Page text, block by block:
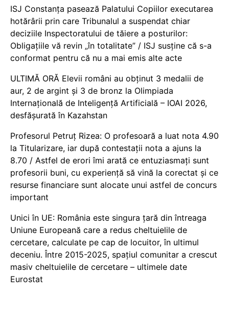
ISJ Constanța pasează Palatului Copiilor executarea
hotărârii prin care Tribunalul a suspendat chiar
deciziile Inspectoratului de tăiere a posturilor:
Obligațiile vă revin „în totalitate” / ISJ susține că s-a
conformat pentru că nu a mai emis alte acte
ULTIMĂ ORĂ Elevii români au obținut 3 medalii de
aur, 2 de argint și 3 de bronz la Olimpiada
Internațională de Inteligență Artificială – IOAI 2026,
desfășurată în Kazahstan
Profesorul Petruț Rizea: O profesoară a luat nota 4.90
la Titularizare, iar după contestații nota a ajuns la
8.70 / Astfel de erori îmi arată ce entuziasmați sunt
profesorii buni, cu experiență să vină la corectat și ce
resurse financiare sunt alocate unui astfel de concurs
important
Unici în UE: România este singura țară din întreaga
Uniune Europeană care a redus cheltuielile de
cercetare, calculate pe cap de locuitor, în ultimul
deceniu. Între 2015-2025, spațiul comunitar a crescut
masiv cheltuielile de cercetare – ultimele date
Eurostat